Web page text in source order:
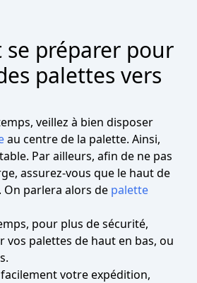
préparer pour
palettes vers
veillez à bien disposer
au centre de la palette. Ainsi,
Par ailleurs, afin de ne pas
assurez-vous que le haut de
parlera alors de palette
pour plus de sécurité,
vos palettes de haut en bas, ou
votre expédition,